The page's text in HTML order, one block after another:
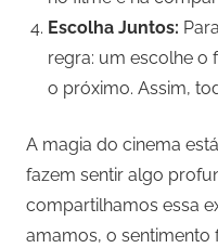
Escolha Juntos:
regra: um escolhe o
o próximo. Assim,
A magia do cinema
fazem sentir algo
compartilhamos essa
amamos, o sentimento